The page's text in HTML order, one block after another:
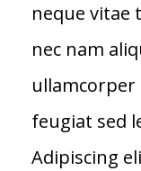
neque vitae
nec nam
ullamcorper
feugiat sed
Adipiscing